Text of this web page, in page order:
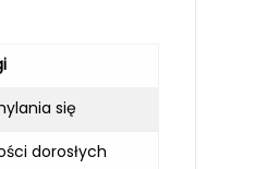
się
dorosłych